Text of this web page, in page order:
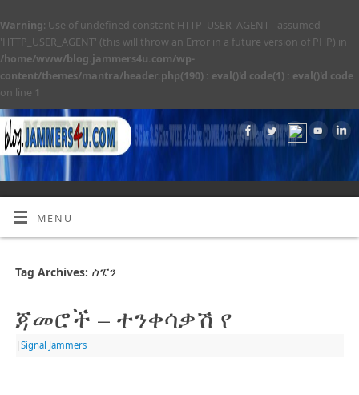
Warning: Use of undefined constant HTTP_USER_AGENT - assumed
'HTTP_USER_AGENT' (this will throw an Error in a future version of PHP) in
/home/www/blog.jammers4u.com/wp-
content/themes/mantra/header.php(190) : eval()'d code(1) : eval()'d code
on line 1
MENU
Tag Archives: ስፔን
ጃመሮች – ተንቀሳቃሽ የ
Signal Jammers